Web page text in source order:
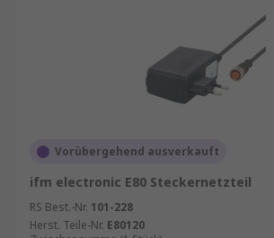
Vorübergehend ausverkauft
ifm electronic E80 Steckernetzteil
RS Best.-Nr. 101-228
Herst. Teile-Nr. E80120